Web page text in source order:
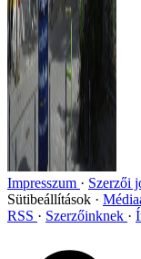
Impresszum Szerzői
Sütibeállítások
RSS
Szerzőinknek